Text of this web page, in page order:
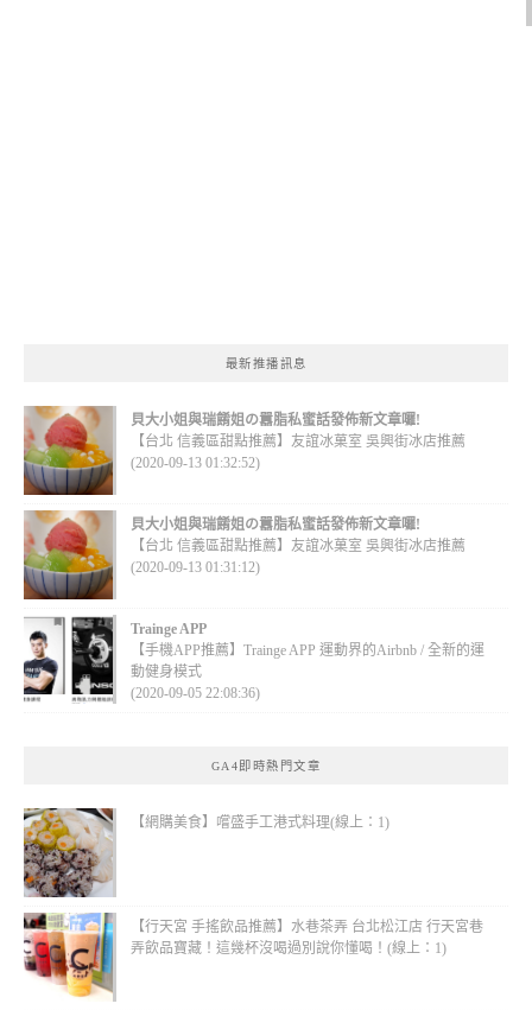
最新推播訊息
貝大小姐與瑞餚姐の囂脂私蜜話發佈新文章囉!
【台北 信義區甜點推薦】友誼冰菓室 吳興街冰店推薦
(2020-09-13 01:32:52)
貝大小姐與瑞餚姐の囂脂私蜜話發佈新文章囉!
【台北 信義區甜點推薦】友誼冰菓室 吳興街冰店推薦
(2020-09-13 01:31:12)
Trainge APP
【手機APP推薦】Trainge APP 運動界的Airbnb / 全新的運
動健身模式
(2020-09-05 22:08:36)
GA4即時熱門文章
【網購美食】嚐盛手工港式料理(線上：1)
【行天宮 手搖飲品推薦】水巷茶弄 台北松江店 行天宮巷
弄飲品寶藏！這幾杯沒喝過別說你懂喝！(線上：1)